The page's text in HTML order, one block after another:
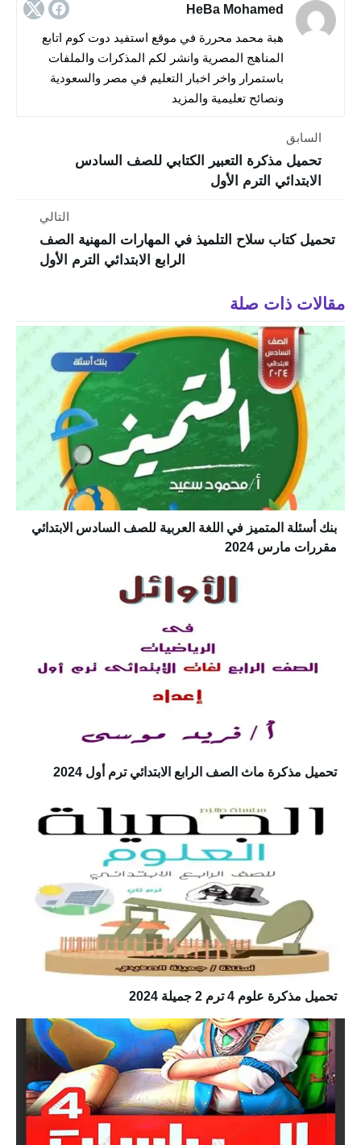
HeBa Mohamed
هبة محمد محررة في موقع استفيد دوت كوم اتابع
المناهج المصرية وانشر لكم المذكرات والملفات
باستمرار واخر اخبار التعليم في مصر والسعودية
ونصائح تعليمية والمزيد
السابق
تحميل مذكرة التعبير الكتابي للصف السادس
الابتدائي الترم الأول
التالي
تحميل كتاب سلاح التلميذ في المهارات المهنية الصف
الرابع الابتدائي الترم الأول
مقالات ذات صلة
بنك أسئلة المتميز في اللغة العربية للصف السادس الابتدائي
مقررات مارس 2024
تحميل مذكرة ماث الصف الرابع الابتدائي ترم أول 2024
تحميل مذكرة علوم 4 ترم 2 جميلة 2024